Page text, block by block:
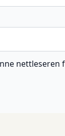
nettleseren